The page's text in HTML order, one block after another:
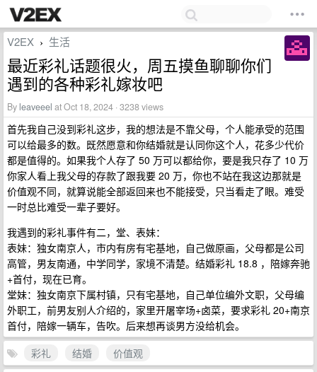
V2EX › 生活
最近彩礼话题很火，周五摸鱼聊聊你们
遇到的各种彩礼嫁妆吧
By leaveeel at Oct 18, 2024 · 3238 views
首先我自己没到彩礼这步，我的想法是不靠父母，个人能承受的范围
可以给最多的数。既然愿意和你结婚就是认同你这个人，花多少代价
都是值得的。如果我个人存了 50 万可以都给你，要是我只存了 10 万
你家人看上我父母的存款了跟我要 20 万，你也不站在我这边那就是
价值观不同，就算说能全部返回来也不能接受，只当看走了眼。难受
一时总比难受一辈子要好。
我遇到的彩礼事件有二，堂、表妹：
表妹：独女南京人，市内有房有宅基地，自己做原画，父母都是公司
高管，男友南通，中学同学，家境不清楚。结婚彩礼 18.8 ，陪嫁奔驰
+首付，现在已育。
堂妹：独女南京下属村镇，只有宅基地，自己单位编外文职，父母编
外职工，前男友别人介绍的，家里开屠宰场+卤菜，要求彩礼 20+南京
首付，陪嫁一辆车，告吹。后来想再谈男方没给机会。
彩礼
结婚
价值观